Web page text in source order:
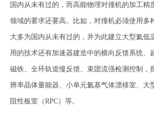
国内从未有过的，而高能物理对撞机的加工精
领域的要求还要高。比如，对撞机必须使用多
大多为国内从未有过的，并为此建立大型氦低
用的技术还有加速器建造中的横向反馈系统、
磁铁、全环轨道慢反馈、束团流强检测控制，
辨率晶体量能器、小单元氦基气体漂移室、大
阻性板室（RPC）等。